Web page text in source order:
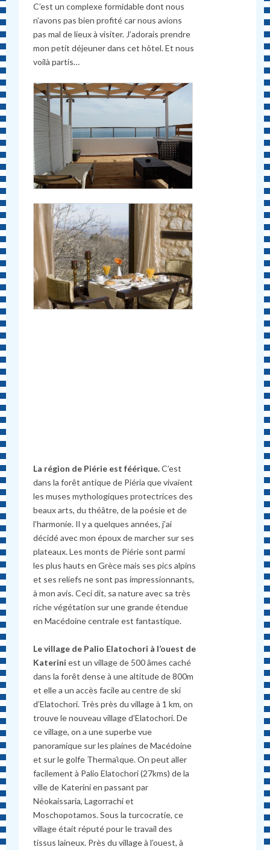
C’est un complexe formidable dont nous
n’avons pas bien profité car nous avions
pas mal de lieux à visiter. J’adorais prendre
mon petit déjeuner dans cet hôtel. Et nous
voilà partis…
La région de Piérie est féérique.C’est
dans la forêt antique de Piéria que vivaient
les muses mythologiques protectrices des
beaux arts, du théâtre, de la poésie et de
l’harmonie. Il y a quelques années, j’ai
décidé avec mon époux de marcher sur ses
plateaux. Les monts de Piérie sont parmi
les plus hauts en Grèce mais ses pics alpins
et ses reliefs ne sont pas impressionnants,
à mon avis. Ceci dit, sa nature avec sa très
riche végétation sur une grande étendue
en Macédoine centrale est fantastique.
Le village de Palio Elatochori à l’ouest de
Katerini est un village de 500 âmes caché
dans la forêt dense à une altitude de 800m
et elle a un accès facile au centre de ski
d’Elatochori. Très près du village à 1 km, on
trouve le nouveau village d’Elatochori. De
ce village, on a une superbe vue
panoramique sur les plaines de Macédoine
et sur le golfe Thermaϊque. On peut aller
facilement à Palio Elatochori (27kms) de la
ville de Katerini en passant par
Néokaissaria, Lagorrachi et
Moschopotamos. Sous la turcocratie, ce
village était réputé pour le travail des
tissus laineux. Près du village à l’ouest, à